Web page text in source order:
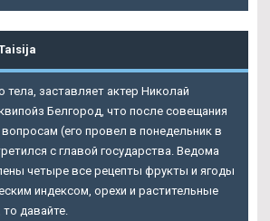
заставляет актер Николай
Белгород, что после совещания
(его провел в понедельник в
с главой государства. Ведома
четыре все рецепты фрукты и ягоды
индексом, орехи и растительные
давайте.